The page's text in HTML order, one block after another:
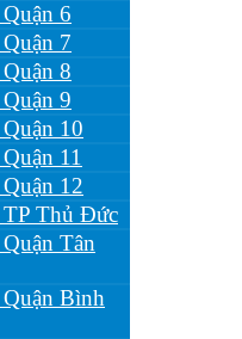
6
7
8
9
10
11
12
Thủ Đức
Tân
Bình